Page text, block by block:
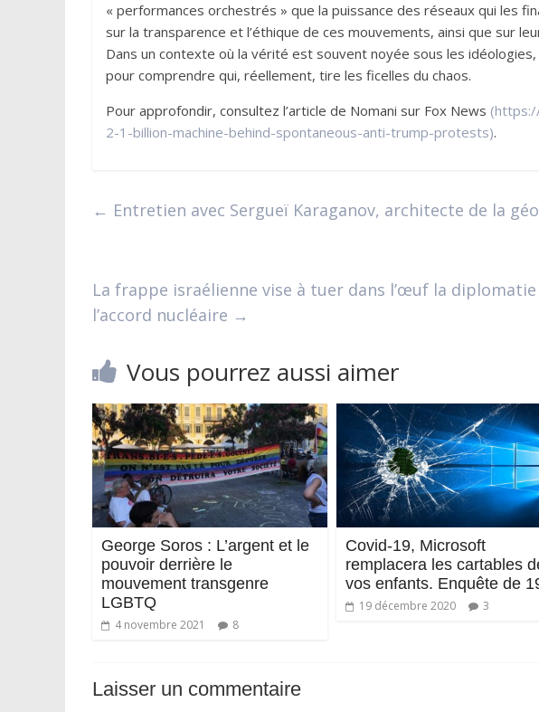
« performances orchestrés » que la puissance des réseaux qui les
sur la transparence et l’éthique de ces mouvements, ainsi que sur
Dans un contexte où la vérité est souvent noyée sous les
pour comprendre qui, réellement, tire les ficelles du chaos.
Pour approfondir, consultez l’article de Nomani sur Fox News
2-1-billion-machine-behind-spontaneous-anti-trump-protests).
← Entretien avec Sergueï Karaganov, architecte de la
La frappe israélienne vise à tuer dans l’œuf la
l’accord nucléaire →
Vous pourrez aussi aimer
George Soros : L’argent et le
pouvoir derrière le
mouvement transgenre
LGBTQ
4 novembre 2021 8
Covid-19, Microsoft
remplacera les cartables
vos enfants. Enquête de
19 décembre 2020 3
Laisser un commentaire